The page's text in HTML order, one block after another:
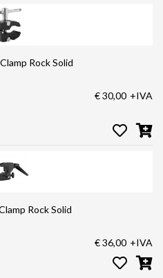
Rock Solid
€ 30,00 +IVA
Rock Solid
€ 36,00 +IVA